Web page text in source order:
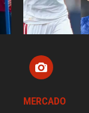
MERCADO